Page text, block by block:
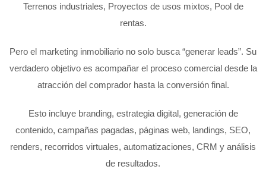
Terrenos industriales, Proyectos de usos mixtos, Pool de
rentas.
Pero el marketing inmobiliario no solo busca “generar leads”. Su
verdadero objetivo es acompañar el proceso comercial desde la
atracción del comprador hasta la conversión final.
Esto incluye branding, estrategia digital, generación de
contenido, campañas pagadas, páginas web, landings, SEO,
renders, recorridos virtuales, automatizaciones, CRM y análisis
de resultados.